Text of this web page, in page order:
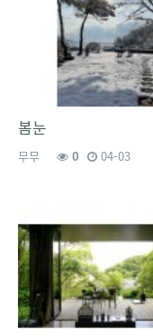
봄눈
무무 0 04-03